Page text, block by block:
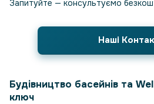
Запитуйте — консультуємо
Наші
Будівництво басейнів та
ключ